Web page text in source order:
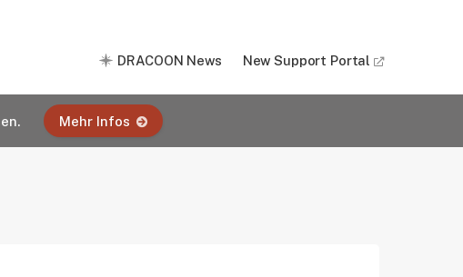
DRACOON News New Support Portal
Mehr Infos